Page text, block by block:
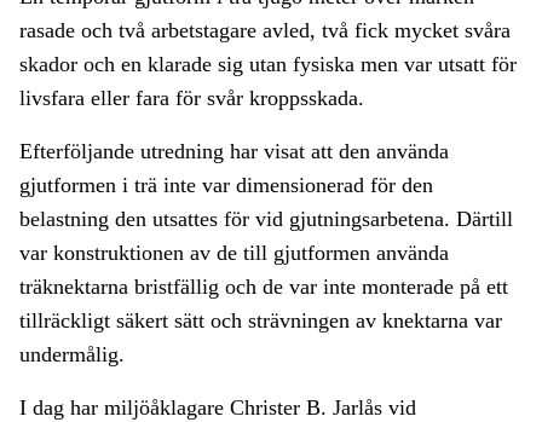
rasade och två arbetstagare avled, två fick mycket svåra
skador och en klarade sig utan fysiska men var utsatt för
livsfara eller fara för svår kroppsskada.
Efterföljande utredning har visat att den använda
gjutformen i trä inte var dimensionerad för den
belastning den utsattes för vid gjutningsarbetena. Därtill
var konstruktionen av de till gjutformen använda
träknektarna bristfällig och de var inte monterade på ett
tillräckligt säkert sätt och strävningen av knektarna var
undermålig.
I dag har miljöåklagare Christer B. Jarlås vid